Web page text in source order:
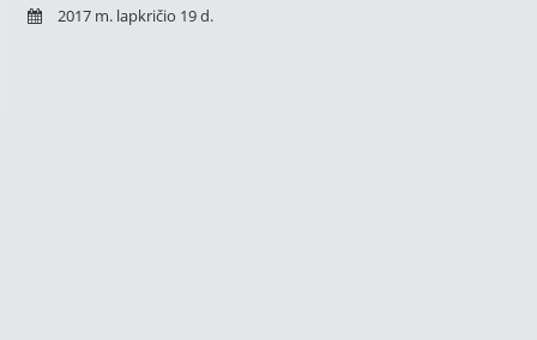
2017 m. lapkričio 19 d.